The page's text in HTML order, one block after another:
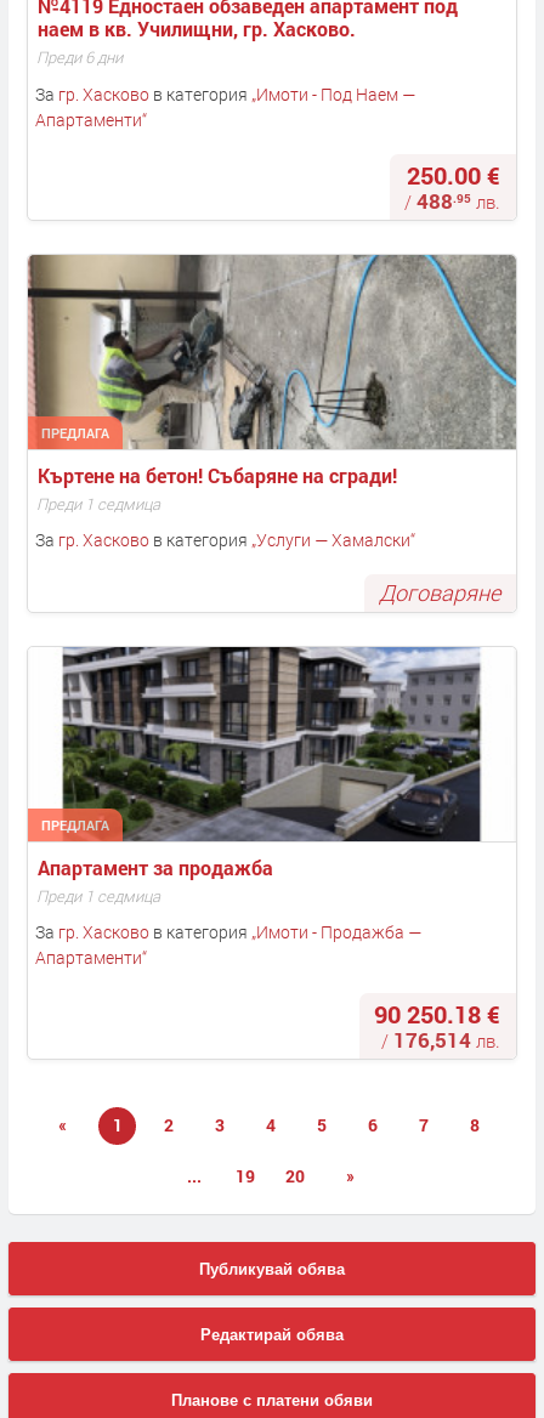
№4119 Едностаен обзаведен апартамент под
наем в кв. Училищни, гр. Хасково.
Преди 6 дни
За гр. Хасковов категория „Имоти - Под Наем —
Апартаменти“
250.00 €
/488.95 лв.
ПРЕДЛАГА
Къртене на бетон! Събаряне на сгради!
Преди 1 седмица
За гр. Хасковов категория „Услуги — Хамалски“
Договаряне
ПРЕДЛАГА
Апартамент за продажба
Преди 1 седмица
За гр. Хасковов категория „Имоти - Продажба —
Апартаменти“
90 250.18 €
/ 176,514 лв.
« 1 2 3 4 5 6 7 8
... 19 20 »
Публикувай обява
Редактирай обява
Планове с платени обяви